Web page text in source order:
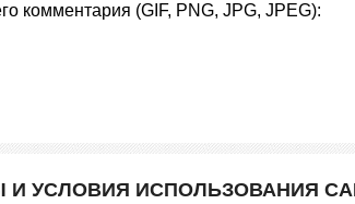
комментария (GIF, PNG, JPG, JPEG):
И УСЛОВИЯ ИСПОЛЬЗОВАНИЯ